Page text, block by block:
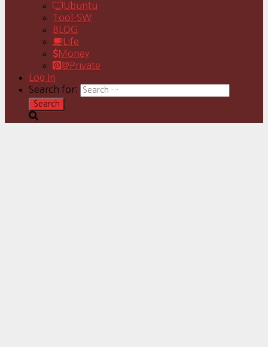
Ubuntu
Tool-SW
BLOG
Life
Money
@Private
Log In
Search for: